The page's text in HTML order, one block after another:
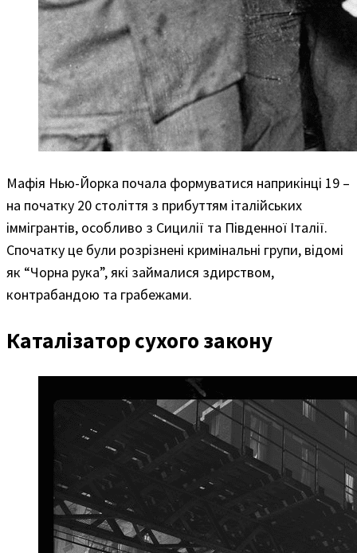
Мафія Нью-Йорка почала формуватися наприкінці 19 –
на початку 20 століття з прибуттям італійських
іммігрантів, особливо з Сицилії та Південної Італії.
Спочатку це були розрізнені кримінальні групи, відомі
як “Чорна рука”, які займалися здирством,
контрабандою та грабежами.
Каталізатор сухого закону